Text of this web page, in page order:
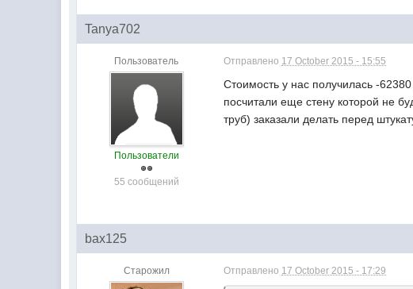
Tanya702
Пользователь
Пользователи
55 сообщений
Отправлено 17 October 2015 - 15:55
Стоимость у нас получилась -
посчитали еще стену которой не
труб) заказали делать перед
bax125
Старожил Отправлено 17 October 2015 - 17:29